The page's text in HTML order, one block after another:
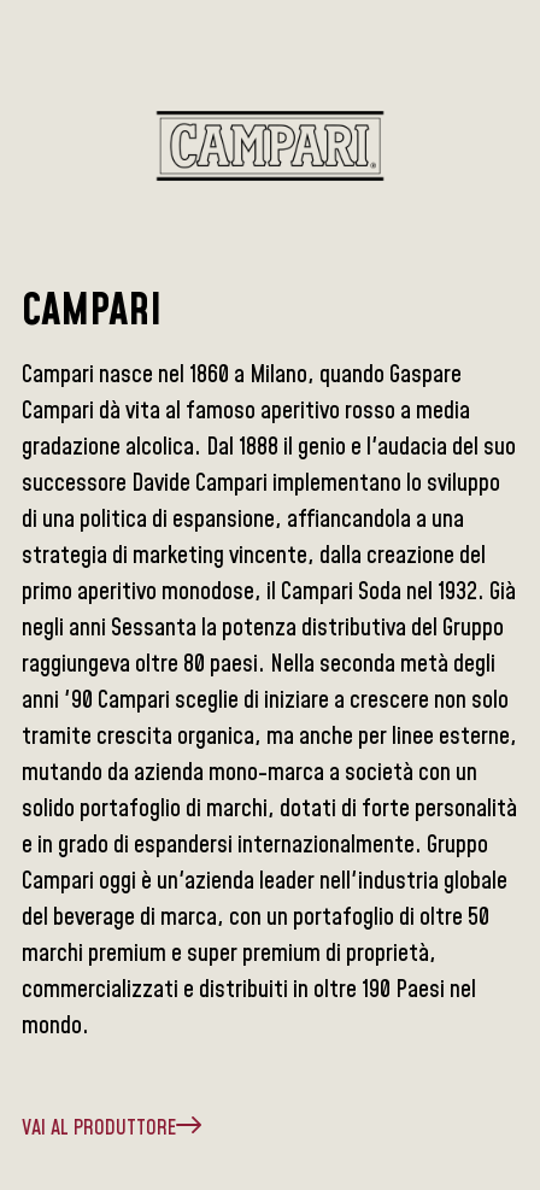
CAMPARI
Campari nasce nel 1860 a Milano, quando Gaspare
Campari dà vita al famoso aperitivo rosso a media
gradazione alcolica. Dal 1888 il genio e l'audacia del suo
successore Davide Campari implementano lo sviluppo
di una politica di espansione, affiancandola a una
strategia di marketing vincente, dalla creazione del
primo aperitivo monodose, il Campari Soda nel 1932. Già
negli anni Sessanta la potenza distributiva del Gruppo
raggiungeva oltre 80 paesi. Nella seconda metà degli
anni '90 Campari sceglie di iniziare a crescere non solo
tramite crescita organica, ma anche per linee esterne,
mutando da azienda mono-marca a società con un
solido portafoglio di marchi, dotati di forte personalità
e in grado di espandersi internazionalmente. Gruppo
Campari oggi è un'azienda leader nell'industria globale
del beverage di marca, con un portafoglio di oltre 50
marchi premium e super premium di proprietà,
commercializzati e distribuiti in oltre 190 Paesi nel
mondo.
VAI AL PRODUTTORE